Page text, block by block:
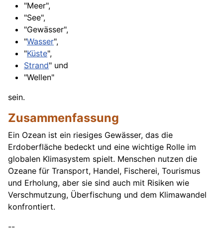
"Meer",
"See",
"Gewässer",
"Wasser",
"Küste",
Strand" und
"Wellen"
sein.
Zusammenfassung
Ein Ozean ist ein riesiges Gewässer, das die
Erdoberfläche bedeckt und eine wichtige Rolle im
globalen Klimasystem spielt. Menschen nutzen die
Ozeane für Transport, Handel, Fischerei, Tourismus
und Erholung, aber sie sind auch mit Risiken wie
Verschmutzung, Überfischung und dem Klimawandel
konfrontiert.
--